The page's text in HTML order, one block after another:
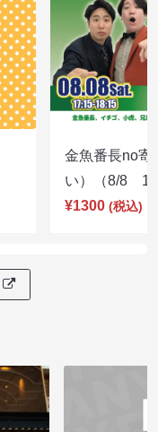
金魚番長no寄
い）（8/8
¥1300 (税込)